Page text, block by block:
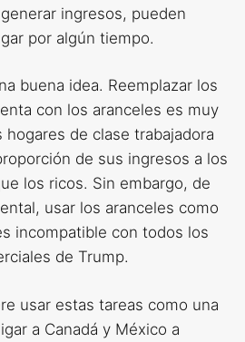
ingresos, pueden
por algún tiempo.
buena idea. Reemplazar los
con los aranceles es muy
de clase trabajadora
de sus ingresos a los
los ricos. Sin embargo, de
usar los aranceles como
incompatible con todos los
de Trump.
usar estas tareas como una
a Canadá y México a